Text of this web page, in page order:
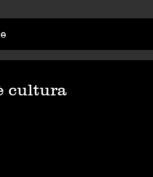
cultura